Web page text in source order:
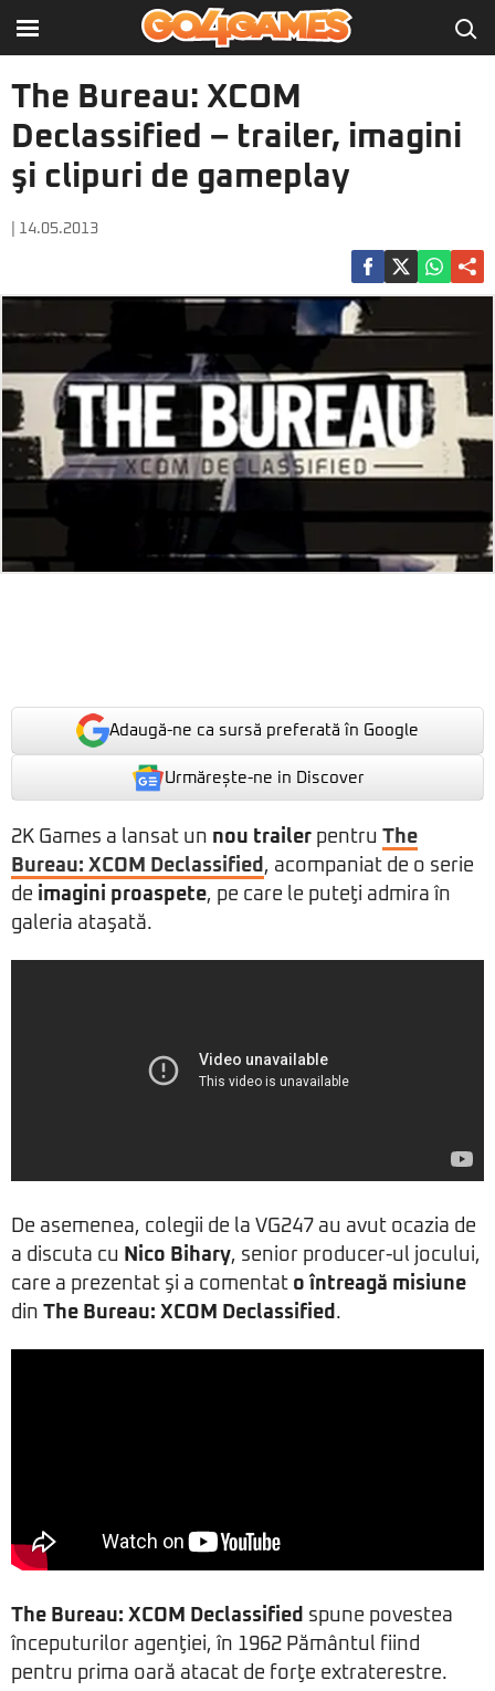
The Bureau: XCOM
Declassified – trailer, imagini
şi clipuri de gameplay
| 14.05.2013
Adaugă-ne ca sursă preferată în Google
Urmărește-ne in Discover
2K Games a lansat un nou trailer pentru The
Bureau: XCOM Declassified , acompaniat de o serie
de imagini proaspete, pe care le puteţi admira în
galeria ataşată.
De asemenea, colegii de la VG247 au avut ocazia de
a discuta cu Nico Bihary, senior producer-ul jocului,
care a prezentat şi a comentat o întreagă misiune
din The Bureau: XCOM Declassified .
The Bureau: XCOM Declassified spune povestea
începuturilor agenţiei, în 1962 Pământul fiind
pentru prima oară atacat de forţe extraterestre.